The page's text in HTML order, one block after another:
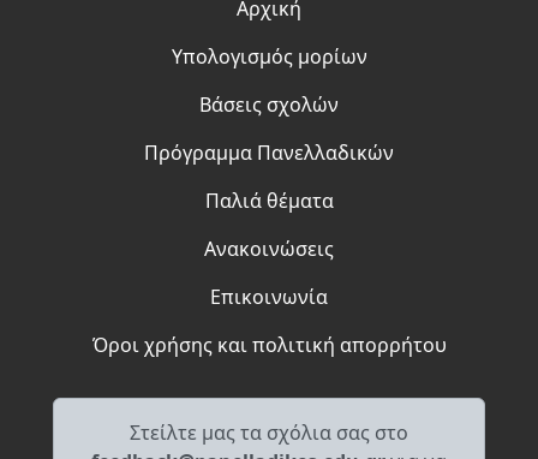
Αρχική
Υπολογισμός μορίων
Βάσεις σχολών
Πρόγραμμα Πανελλαδικών
Παλιά θέματα
Ανακοινώσεις
Επικοινωνία
Όροι χρήσης και πολιτική απορρήτου
Στείλτε μας τα σχόλια σας στο